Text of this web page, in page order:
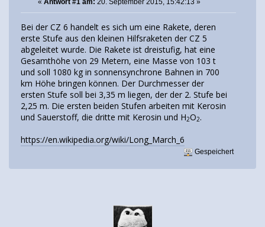
« Antwort #1 am: 20. September 2015, 15:42:13 »
Bei der CZ 6 handelt es sich um eine Rakete, deren
erste Stufe aus den kleinen Hilfsraketen der CZ 5
abgeleitet wurde. Die Rakete ist dreistufig, hat eine
Gesamthöhe von 29 Metern, eine Masse von 103 t
und soll 1080 kg in sonnensynchrone Bahnen in 700
km Höhe bringen können. Der Durchmesser der
ersten Stufe soll bei 3,35 m liegen, der der 2. Stufe bei
2,25 m. Die ersten beiden Stufen arbeiten mit Kerosin
und Sauerstoff, die dritte mit Kerosin und H2O2.
https://en.wikipedia.org/wiki/Long_March_6
Gespeichert